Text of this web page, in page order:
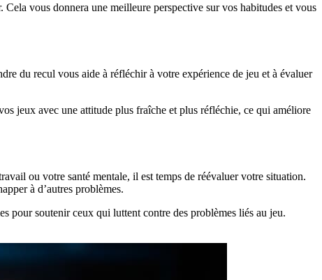
vous donnera une meilleure perspective sur vos habitudes et vous
du recul vous aide à réfléchir à votre expérience de jeu et à évaluer
jeux avec une attitude plus fraîche et plus réfléchie, ce qui améliore
ou votre santé mentale, il est temps de réévaluer votre situation.
à d’autres problèmes.
pour soutenir ceux qui luttent contre des problèmes liés au jeu.